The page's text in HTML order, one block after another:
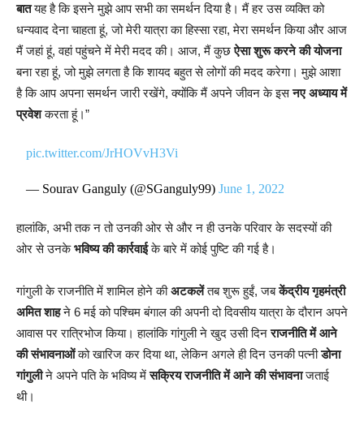
बातयह है कि इसने मुझे आप सभी का समर्थन दिया है। मैं हर उस व्यक्ति को
धन्यवाद देना चाहता हूं, जो मेरी यात्रा का हिस्सा रहा, मेरा समर्थन किया और आज
मैं जहां हूं, वहां पहुंचने में मेरी मदद की। आज, मैं कुछऐसा शुरू करने की योजना
बना रहा हूं, जो मुझे लगता है कि शायद बहुत से लोगों की मदद करेगा। मुझे आशा
है कि आप अपना समर्थन जारी रखेंगे, क्योंकि मैं अपने जीवन के इसनए अध्याय में
प्रवेशकरता हूं।”
pic.twitter.com/JrHOVvH3Vi
— Sourav Ganguly (@SGanguly99)June 1, 2022
हालांकि, अभी तक न तो उनकी ओर से और न ही उनके परिवार के सदस्यों की
ओर से उनकेभविष्य की कार्रवाईके बारे में कोई पुष्टि की गई है।
गांगुली के राजनीति में शामिल होने कीअटकलेंतब शुरू हुईं, जबकेंद्रीय गृहमंत्री
अमित शाहने 6 मई को पश्चिम बंगाल की अपनी दो दिवसीय यात्रा के दौरान अपने
आवास पर रात्रिभोज किया। हालांकि गांगुली ने खुद उसी दिनराजनीति में आने
की संभावनाओंको खारिज कर दिया था, लेकिन अगले ही दिन उनकी पत्नीडोना
गांगुलीने अपने पति के भविष्य मेंसक्रिय राजनीति में आने की संभावनाजताई
थी।